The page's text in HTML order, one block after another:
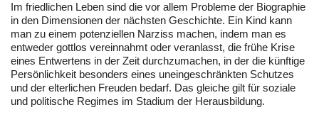
Im friedlichen Leben sind die vor allem Probleme der Biographie
in den Dimensionen der nächsten Geschichte. Ein Kind kann
man zu einem potenziellen Narziss machen, indem man es
entweder gottlos vereinnahmt oder veranlasst, die frühe Krise
eines Entwertens in der Zeit durchzumachen, in der die künftige
Persönlichkeit besonders eines uneingeschränkten Schutzes
und der elterlichen Freuden bedarf. Das gleiche gilt für soziale
und politische Regimes im Stadium der Herausbildung.